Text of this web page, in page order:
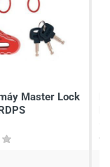
Master Lock